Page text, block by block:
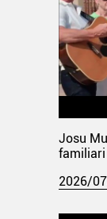
Josu
familiari
2026/